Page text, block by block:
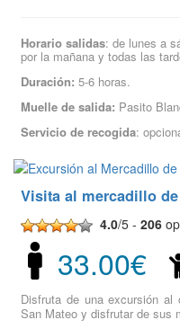
Horario salidas: de lunes a
por la mañana y todas las
Duración: 5-6 horas.
Muelle de salida: Pasito
Servicio de recogida:
Visita al mercadillo
4.0/5 -206
33.00€
Disfruta de una excursión
San Mateo y disfrutar de sus